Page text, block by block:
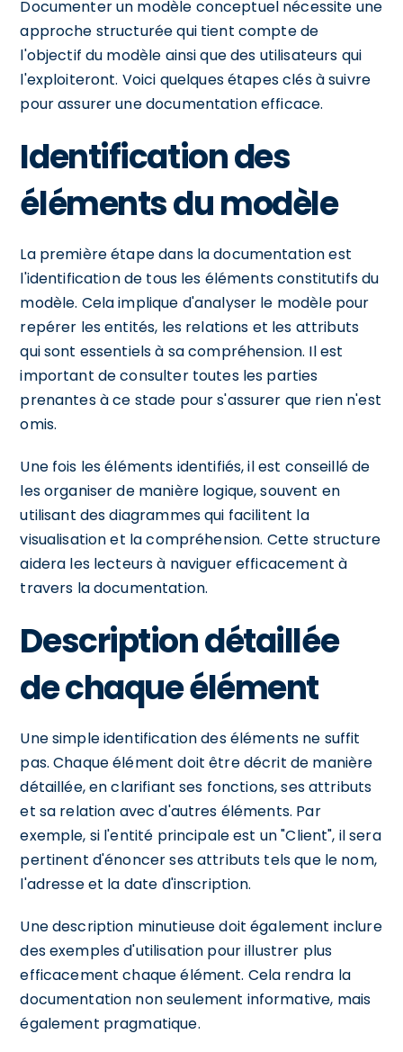
Documenter un modèle conceptuel nécessite une
approche structurée qui tient compte de
l'objectif du modèle ainsi que des utilisateurs qui
l'exploiteront. Voici quelques étapes clés à suivre
pour assurer une documentation efficace.
Identification des
éléments du modèle
La première étape dans la documentation est
l'identification de tous les éléments constitutifs du
modèle. Cela implique d'analyser le modèle pour
repérer les entités, les relations et les attributs
qui sont essentiels à sa compréhension. Il est
important de consulter toutes les parties
prenantes à ce stade pour s'assurer que rien n'est
omis.
Une fois les éléments identifiés, il est conseillé de
les organiser de manière logique, souvent en
utilisant des diagrammes qui facilitent la
visualisation et la compréhension. Cette structure
aidera les lecteurs à naviguer efficacement à
travers la documentation.
Description détaillée
de chaque élément
Une simple identification des éléments ne suffit
pas. Chaque élément doit être décrit de manière
détaillée, en clarifiant ses fonctions, ses attributs
et sa relation avec d'autres éléments. Par
exemple, si l'entité principale est un "Client", il sera
pertinent d'énoncer ses attributs tels que le nom,
l'adresse et la date d'inscription.
Une description minutieuse doit également inclure
des exemples d'utilisation pour illustrer plus
efficacement chaque élément. Cela rendra la
documentation non seulement informative, mais
également pragmatique.